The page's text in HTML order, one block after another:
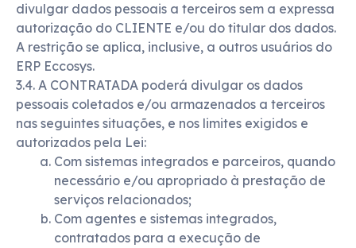
divulgar dados pessoais a terceiros sem a expressa
autorização do CLIENTE e/ou do titular dos dados.
A restrição se aplica, inclusive, a outros usuários do
ERP Eccosys.
3.4. A CONTRATADA poderá divulgar os dados
pessoais coletados e/ou armazenados a terceiros
nas seguintes situações, e nos limites exigidos e
autorizados pela Lei:
Com sistemas integrados e parceiros, quando
necessário e/ou apropriado à prestação de
serviços relacionados;
Com agentes e sistemas integrados,
contratados para a execução de